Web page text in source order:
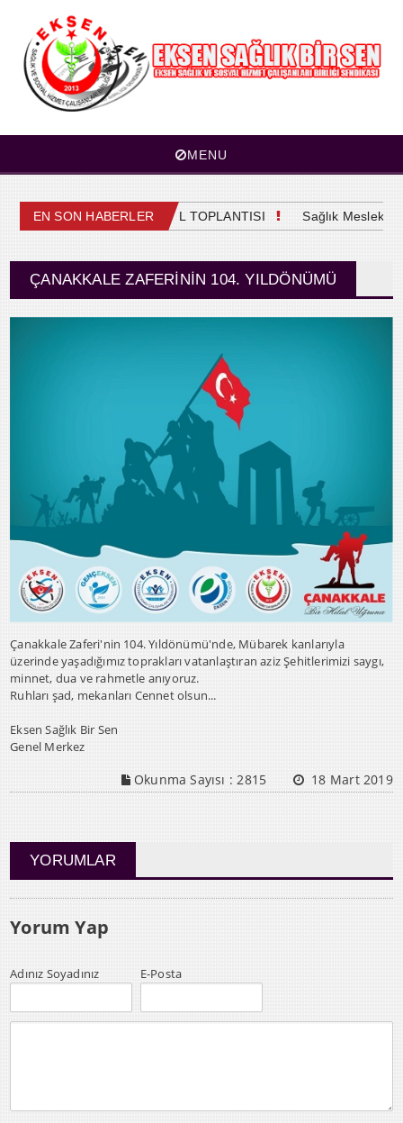
MENU
EN SON HABERLER
4. OLAĞAN GENEL KURUL TOPLANTISI Sağlık Meslek
ÇANAKKALE ZAFERININ 104. YILDÖNÜMÜ
Çanakkale Zaferi'nin 104. Yıldönümü'nde, Mübarek kanlarıyla
üzerinde yaşadığımız toprakları vatanlaştıran aziz Şehitlerimizi saygı,
minnet, dua ve rahmetle anıyoruz.
Ruhları şad, mekanları Cennet olsun...
Eksen Sağlık Bir Sen
Genel Merkez
Okunma Sayısı :2815 18 Mart 2019
YORUMLAR
Yorum Yap
Adınız Soyadınız E-Posta